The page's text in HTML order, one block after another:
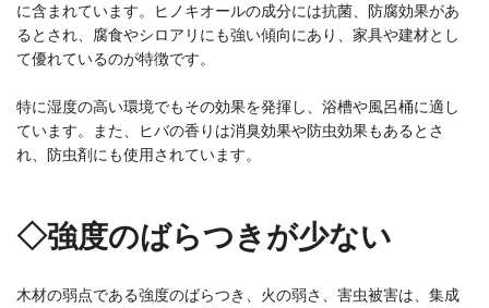
に含まれています。ヒノキオールの成分には抗菌、防腐効果があ
るとされ、腐食やシロアリにも強い傾向にあり、家具や建材とし
て優れているのが特徴です。
特に湿度の高い環境でもその効果を発揮し、浴槽や風呂桶に適し
ています。また、ヒバの香りは消臭効果や防虫効果もあるとさ
れ、防虫剤にも使用されています。
◇強度のばらつきが少ない
木材の弱点である強度のばらつき、火の弱さ、害虫被害は、集成